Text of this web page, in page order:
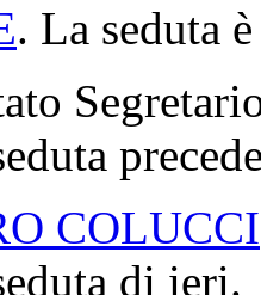
. La seduta
COLUCCI
di ieri.